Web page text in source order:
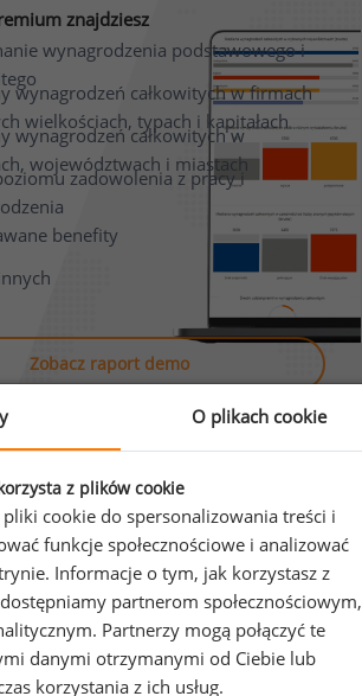
znajdziesz
wynagrodzenia podstawowego i
wynagrodzeń całkowitych w firmach
wielkościach, typach i kapitałach
wynagrodzeń całkowitych w
województwach i miastach
zadowolenia z pracy i
benefity
Zobacz raport demo
dostęp do raportu?
O plikach cookie
z plików cookie
cookie do spersonalizowania treści i
funkcje społecznościowe i analizować
Informacje o tym, jak korzystasz z
partnerom społecznościowym,
Partnerzy mogą połączyć te
danymi otrzymanymi od Ciebie lub
korzystania z ich usług.